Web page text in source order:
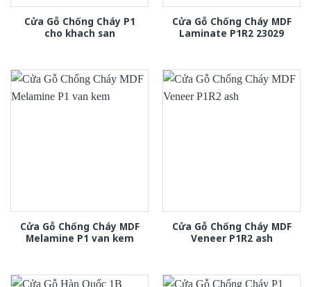
Cửa Gỗ Chống Cháy P1
cho khach san
Cửa Gỗ Chống Cháy MDF
Laminate P1R2 23029
Cửa Gỗ Chống Cháy MDF
Melamine P1 van kem
Cửa Gỗ Chống Cháy MDF
Veneer P1R2 ash